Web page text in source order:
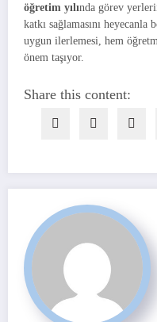
öğretim yılında görev
katkı sağlamasını
uygun ilerlemesi, hem
önem taşıyor.
Share this content: